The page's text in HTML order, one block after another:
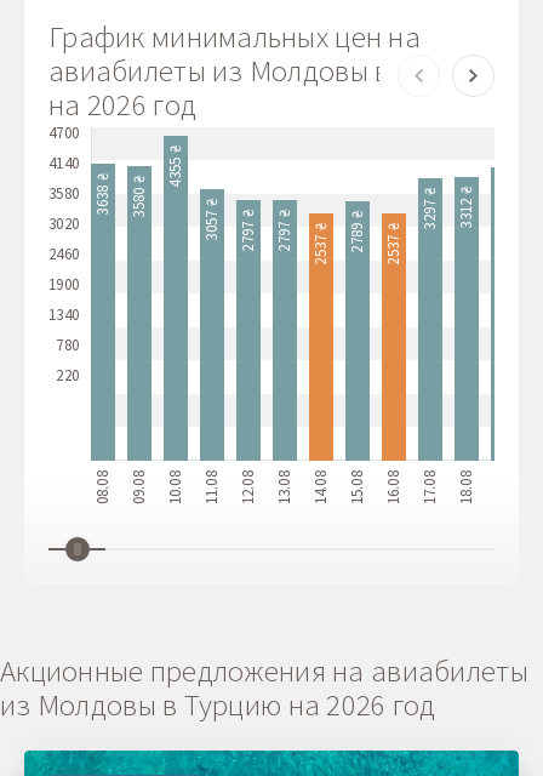
График минимальных цен на
авиабилеты из Молдовы в Турцию
на 2026 год
4700
4140
3580
3020
2460
1900
1340
780
220
3638 ₴
08.08
3580 ₴
09.08
4355 ₴
10.08
3057 ₴
11.08
2797 ₴
12.08
2797 ₴
13.08
2537 ₴
14.08
2789 ₴
15.08
2537 ₴
16.08
3297 ₴
17.08
3312 ₴
18.08
Акционные предложения на авиабилеты
из Молдовы в Турцию на 2026 год